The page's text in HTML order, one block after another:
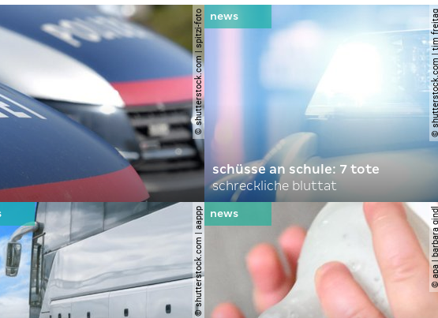
© shutterstock.com | spitzi-foto ©
schüsse an schule: 7 tote
schreckliche bluttat
© shutterstock.com | aappp © apa |